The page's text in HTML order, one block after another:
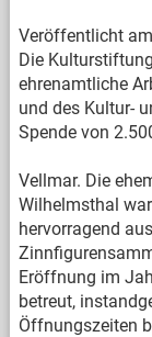
Veröffentlicht
Die
ehrenamtliche
und des Kultur-
Spende von
Vellmar. Die
Wilhelmsthal
hervorragend
Eröffnung im
betreut,
Öffnungszeiten